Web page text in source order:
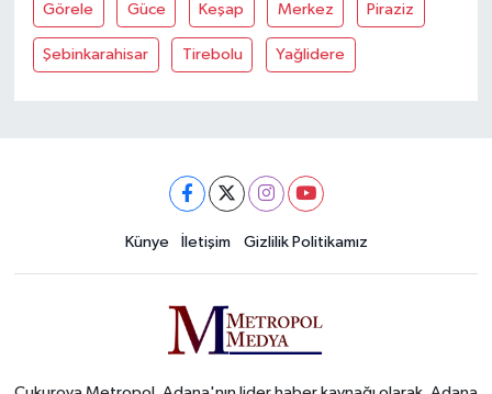
Görele Güce Keşap Merkez Piraziz
Şebinkarahisar Tirebolu Yağlidere
Künye İletişim Gizlilik Politikamız